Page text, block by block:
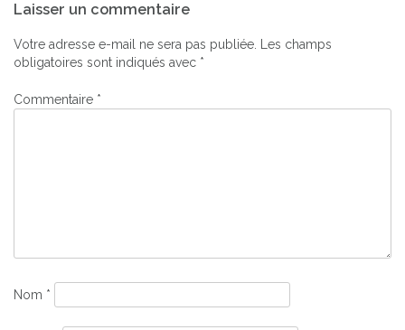
de
l’article
Laisser un commentaire
Votre adresse e-mail ne sera pas publiée. Les champs
obligatoires sont indiqués avec *
Commentaire *
Nom *